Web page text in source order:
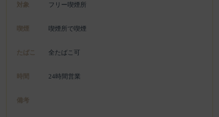
対象 フリー喫煙所
喫煙 喫煙所で喫煙
たばこ 全たばこ可
時間 24時間営業
備考